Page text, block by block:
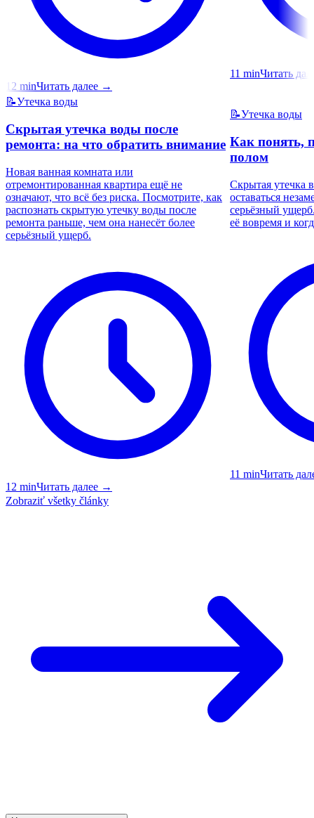
12 minЧитать далее →
11 minЧитать
📝Утечка воды
Скрытая утечка воды после
ремонта: на что обратить внимание
Новая ванная комната или
отремонтированная квартира ещё не
означают, что всё без риска. Посмотрите, как
распознать скрытую утечку воды после
ремонта раньше, чем она нанесёт более
серьёзный ущерб.
12 minЧитать далее →
📝Утечка воды
Как понять,
полом
Скрытая утечка
оставаться
серьёзный
её вовремя и
11 minЧитать
Zobraziť všetky články